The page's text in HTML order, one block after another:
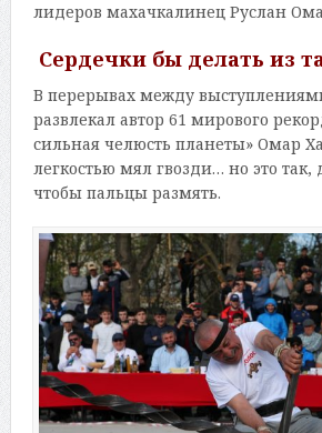
лидеров махачкалинец Руслан
Сердечки бы делать из
В перерывах между
развлекал автор 61 мирового
сильная челюсть планеты» Омар
легкостью мял гвозди… но это так,
чтобы пальцы размять.